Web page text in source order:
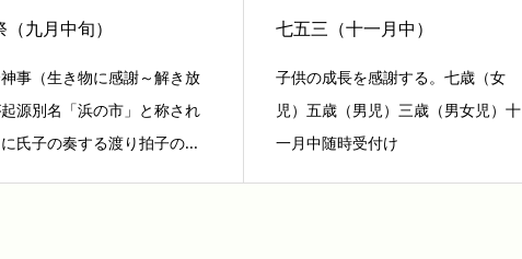
九月中旬）
事（生き物に感謝～解き放
源別名「浜の市」と称され
氏子の奏する渡り拍子の...
七五三（十一月中）
子供の成長を感謝する。七歳（女
児）五歳（男児）三歳（男女児）十
一月中随時受付け